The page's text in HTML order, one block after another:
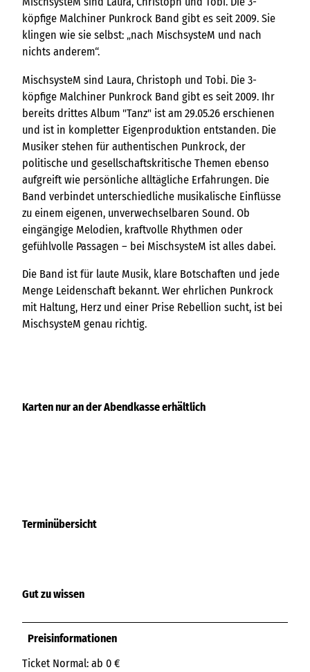
köpfige Malchiner Punkrock Band gibt es seit 2009. Sie
klingen wie sie selbst: „nach MischsysteM und nach
nichts anderem“.
MischsysteM sind Laura, Christoph und Tobi. Die 3-
köpfige Malchiner Punkrock Band gibt es seit 2009. Ihr
bereits drittes Album "Tanz" ist am 29.05.26 erschienen
und ist in kompletter Eigenproduktion entstanden. Die
Musiker stehen für authentischen Punkrock, der
politische und gesellschaftskritische Themen ebenso
aufgreift wie persönliche alltägliche Erfahrungen. Die
Band verbindet unterschiedliche musikalische Einflüsse
zu einem eigenen, unverwechselbaren Sound. Ob
eingängige Melodien, kraftvolle Rhythmen oder
gefühlvolle Passagen – bei MischsysteM ist alles dabei.
Die Band ist für laute Musik, klare Botschaften und jede
Menge Leidenschaft bekannt. Wer ehrlichen Punkrock
mit Haltung, Herz und einer Prise Rebellion sucht, ist bei
MischsysteM genau richtig.
Karten nur an der Abendkasse erhältlich
Terminübersicht
Gut zu wissen
Preisinformationen
Ticket Normal: ab 0 €